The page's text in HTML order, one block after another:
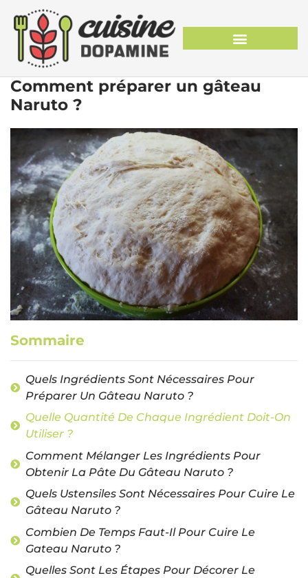
Comment préparer un gâteau
Naruto ?
Sommaire
Quels Ingrédients Sont Nécessaires Pour
Préparer Un Gâteau Naruto ?
Quelle Quantité De Chaque Ingrédient Doit-On
Utiliser ?
Comment Mélanger Les Ingrédients Pour
Obtenir La Pâte Du Gâteau Naruto ?
Quels Ustensiles Sont Nécessaires Pour Cuire Le
Gâteau Naruto ?
Combien De Temps Faut-Il Pour Cuire Le
Gateau Naruto ?
Quelles Sont Les Étapes Pour Décorer Le